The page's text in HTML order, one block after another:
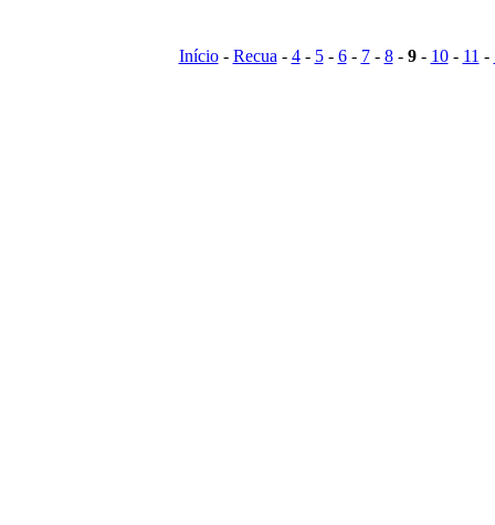
Início- Recua- 4- 5- 6- 7- 8- 9- 10- 11 -